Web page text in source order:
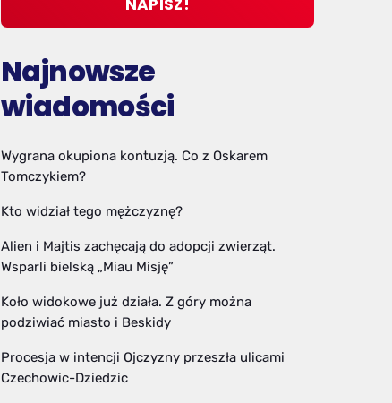
NAPISZ!
Najnowsze
wiadomości
Wygrana okupiona kontuzją. Co z Oskarem
Tomczykiem?
Kto widział tego mężczyznę?
Alien i Majtis zachęcają do adopcji zwierząt.
Wsparli bielską „Miau Misję”
Koło widokowe już działa. Z góry można
podziwiać miasto i Beskidy
Procesja w intencji Ojczyzny przeszła ulicami
Czechowic-Dziedzic